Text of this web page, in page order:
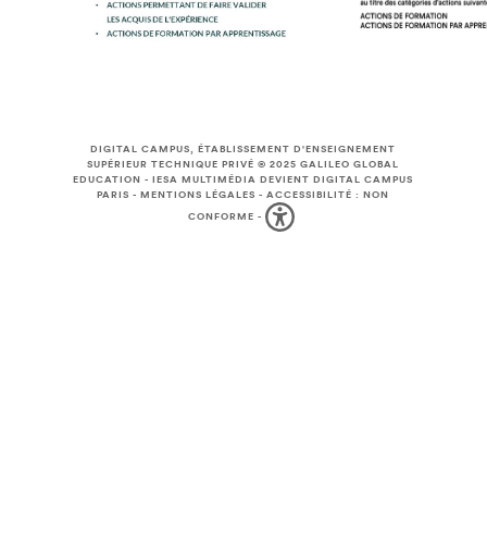
DIGITAL CAMPUS, ÉTABLISSEMENT D'ENSEIGNEMENT
SUPÉRIEUR TECHNIQUE PRIVÉ © 2025GALILEO GLOBAL
EDUCATION -IESA MULTIMÉDIA DEVIENT DIGITAL CAMPUS
PARIS -MENTIONS LÉGALES -ACCESSIBILITÉ : NON
CONFORME -